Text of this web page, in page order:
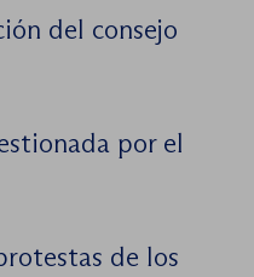
del consejo
por el
de los